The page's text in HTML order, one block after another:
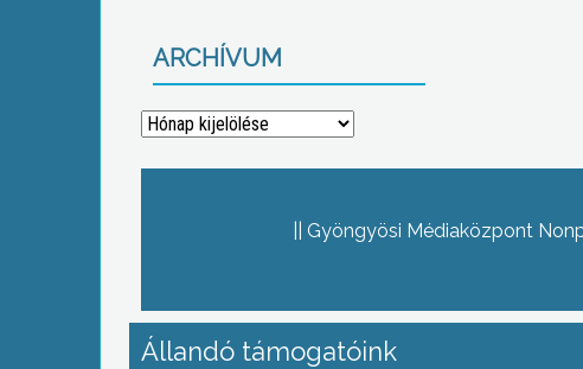
ARCHÍVUM
Archívum
Gyöngyösi Médiaközpont
Állandó támogatóink